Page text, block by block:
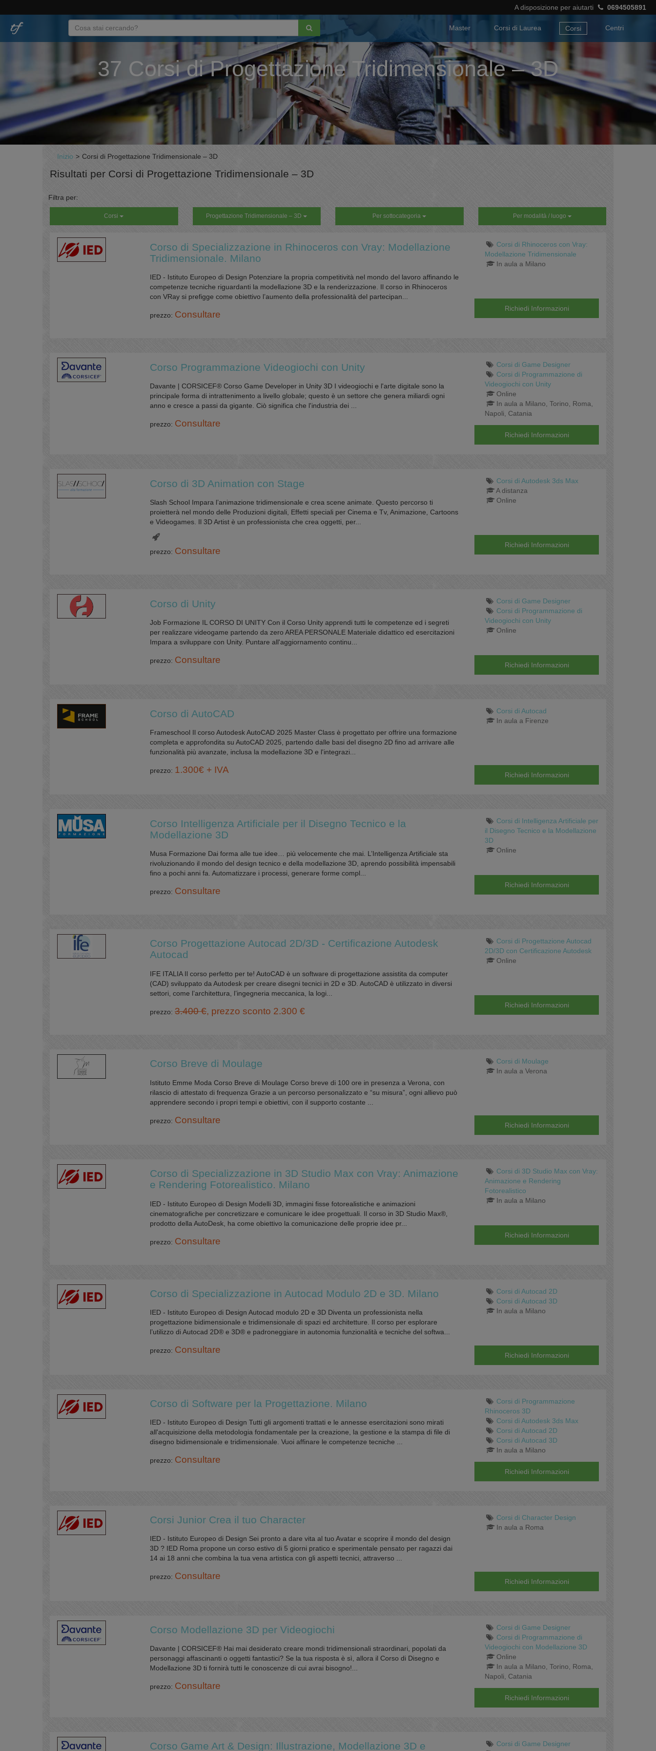
A disposizione per aiutarti 0694505891
Centri
Corsi
Corsi di Laurea
Master
37 Corsi di Progettazione Tridimensionale – 3D
Inizio > Corsi di Progettazione Tridimensionale – 3D
Risultati per Corsi di Progettazione Tridimensionale – 3D
Filtra per:
Corsi Progettazione Tridimensionale – 3D Per sottocategoria Per modalità / luogo
Corso di Specializzazione in Rhinoceros con Vray: Modellazione
Tridimensionale. Milano
IED - Istituto Europeo di Design Potenziare la propria competitività nel mondo del lavoro affinando le
competenze tecniche riguardanti la modellazione 3D e la renderizzazione. Il corso in Rhinoceros
con VRay si prefigge come obiettivo l’aumento della professionalità del partecipan...
prezzo: Consultare
Corsi di Rhinoceros con Vray:
Modellazione Tridimensionale
In aula a Milano
Richiedi Informazioni
Corso Programmazione Videogiochi con Unity
Davante | CORSICEF® Corso Game Developer in Unity 3D I videogiochi e l'arte digitale sono la
principale forma di intrattenimento a livello globale; questo è un settore che genera miliardi ogni
anno e cresce a passi da gigante. Ciò significa che l'industria dei ...
prezzo: Consultare
Corsi di Game Designer
Corsi di Programmazione di
Videogiochi con Unity
Online
In aula a Milano, Torino, Roma,
Napoli, Catania
Richiedi Informazioni
Corso di 3D Animation con Stage
Slash School Impara l’animazione tridimensionale e crea scene animate. Questo percorso ti
proietterà nel mondo delle Produzioni digitali, Effetti speciali per Cinema e Tv, Animazione, Cartoons
e Videogames. Il 3D Artist è un professionista che crea oggetti, per...
prezzo: Consultare
Corsi di Autodesk 3ds Max
A distanza
Online
Richiedi Informazioni
Corso di Unity
Job Formazione IL CORSO DI UNITY Con il Corso Unity apprendi tutti le competenze ed i segreti
per realizzare videogame partendo da zero AREA PERSONALE Materiale didattico ed esercitazioni
Impara a sviluppare con Unity. Puntare all'aggiornamento continu...
prezzo: Consultare
Corsi di Game Designer
Corsi di Programmazione di
Videogiochi con Unity
Online
Richiedi Informazioni
Corso di AutoCAD
Frameschool Il corso Autodesk AutoCAD 2025 Master Class è progettato per offrire una formazione
completa e approfondita su AutoCAD 2025, partendo dalle basi del disegno 2D fino ad arrivare alle
funzionalità più avanzate, inclusa la modellazione 3D e l'integrazi...
prezzo: 1.300€ + IVA
Corsi di Autocad
In aula a Firenze
Richiedi Informazioni
Corso Intelligenza Artificiale per il Disegno Tecnico e la
Modellazione 3D
Musa Formazione Dai forma alle tue idee… più velocemente che mai. L’Intelligenza Artificiale sta
rivoluzionando il mondo del design tecnico e della modellazione 3D, aprendo possibilità impensabili
fino a pochi anni fa. Automatizzare i processi, generare forme compl...
prezzo: Consultare
Corsi di Intelligenza Artificiale per
il Disegno Tecnico e la Modellazione
3D
Online
Richiedi Informazioni
Corso Progettazione Autocad 2D/3D - Certificazione Autodesk
Autocad
IFE ITALIA Il corso perfetto per te! AutoCAD è un software di progettazione assistita da computer
(CAD) sviluppato da Autodesk per creare disegni tecnici in 2D e 3D. AutoCAD è utilizzato in diversi
settori, come l’architettura, l’ingegneria meccanica, la logi...
prezzo: 3.400 €, prezzo sconto 2.300 €
Corsi di Progettazione Autocad
2D/3D con Certificazione Autodesk
Online
Richiedi Informazioni
Corso Breve di Moulage
Istituto Emme Moda Corso Breve di Moulage Corso breve di 100 ore in presenza a Verona, con
rilascio di attestato di frequenza Grazie a un percorso personalizzato e “su misura”, ogni allievo può
apprendere secondo i propri tempi e obiettivi, con il supporto costante ...
prezzo: Consultare
Corsi di Moulage
In aula a Verona
Richiedi Informazioni
Corso di Specializzazione in 3D Studio Max con Vray: Animazione
e Rendering Fotorealistico. Milano
IED - Istituto Europeo di Design Modelli 3D, immagini fisse fotorealistiche e animazioni
cinematografiche per concretizzare e comunicare le idee progettuali. Il corso in 3D Studio Max®,
prodotto della AutoDesk, ha come obiettivo la comunicazione delle proprie idee pr...
prezzo: Consultare
Corsi di 3D Studio Max con Vray:
Animazione e Rendering
Fotorealistico
In aula a Milano
Richiedi Informazioni
Corso di Specializzazione in Autocad Modulo 2D e 3D. Milano
IED - Istituto Europeo di Design Autocad modulo 2D e 3D Diventa un professionista nella
progettazione bidimensionale e tridimensionale di spazi ed architetture. Il corso per esplorare
l’utilizzo di Autocad 2D® e 3D® e padroneggiare in autonomia funzionalità e tecniche del softwa...
prezzo: Consultare
Corsi di Autocad 2D
Corsi di Autocad 3D
In aula a Milano
Richiedi Informazioni
Corso di Software per la Progettazione. Milano
IED - Istituto Europeo di Design Tutti gli argomenti trattati e le annesse esercitazioni sono mirati
all'acquisizione della metodologia fondamentale per la creazione, la gestione e la stampa di file di
disegno bidimensionale e tridimensionale. Vuoi affinare le competenze tecniche ...
prezzo: Consultare
Corsi di Programmazione
Rhinoceros 3D
Corsi di Autodesk 3ds Max
Corsi di Autocad 2D
Corsi di Autocad 3D
In aula a Milano
Richiedi Informazioni
Corsi Junior Crea il tuo Character
IED - Istituto Europeo di Design Sei pronto a dare vita al tuo Avatar e scoprire il mondo del design
3D ? IED Roma propone un corso estivo di 5 giorni pratico e sperimentale pensato per ragazzi dai
14 ai 18 anni che combina la tua vena artistica con gli aspetti tecnici, attraverso ...
prezzo: Consultare
Corsi di Character Design
In aula a Roma
Richiedi Informazioni
Corso Modellazione 3D per Videogiochi
Davante | CORSICEF® Hai mai desiderato creare mondi tridimensionali straordinari, popolati da
personaggi affascinanti o oggetti fantastici? Se la tua risposta è sì, allora il Corso di Disegno e
Modellazione 3D ti fornirà tutti le conoscenze di cui avrai bisogno!...
prezzo: Consultare
Corsi di Game Designer
Corsi di Programmazione di
Videogiochi con Modellazione 3D
Online
In aula a Milano, Torino, Roma,
Napoli, Catania
Richiedi Informazioni
Corso Game Art & Design: Illustrazione, Modellazione 3D e
Corsi di Game Designer